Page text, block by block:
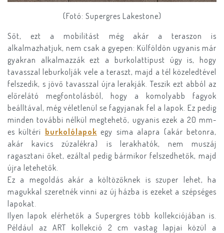
(Fotó: Supergres Lakestone)
Sőt, ezt a mobilitást még akár a teraszon is
alkalmazhatjuk, nem csak a gyepen: Külföldön ugyanis már
gyakran alkalmazzák ezt a burkolattípust úgy is, hogy
tavasszal leburkolják vele a teraszt, majd a tél közeledtével
felszedik, s jövő tavasszal újra lerakják. Teszik ezt abból az
előrelátó megfontolásból, hogy a komolyabb fagyok
beálltával, még véletlenül se fagyjanak fel a lapok. Ez pedig
minden további nélkül megtehető, ugyanis ezek a 20 mm-
es kültéri burkolólapok egy sima alapra (akár betonra,
akár kavics zúzalékra) is lerakhatók, nem muszáj
ragasztani őket, ezáltal pedig bármikor felszedhetők, majd
újra letehetők.
Ez a megoldás akár a költözőknek is szuper lehet, ha
magukkal szeretnék vinni az új házba is ezeket a szépséges
lapokat.
Ilyen lapok elérhetők a Supergres több kollekciójában is.
Például az ART kollekció 2 cm vastag lapjai közül a